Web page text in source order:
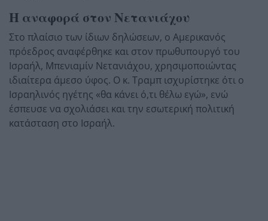
Η αναφορά στον Νετανιάχου
Στο πλαίσιο των ίδιων δηλώσεων, ο Αμερικανός
πρόεδρος αναφέρθηκε και στον πρωθυπουργό του
Ισραήλ, Μπενιαμίν Νετανιάχου, χρησιμοποιώντας
ιδιαίτερα άμεσο ύφος. Ο κ. Τραμπ ισχυρίστηκε ότι ο
Ισραηλινός ηγέτης «θα κάνει ό,τι θέλω εγώ», ενώ
έσπευσε να σχολιάσει και την εσωτερική πολιτική
κατάσταση στο Ισραήλ.